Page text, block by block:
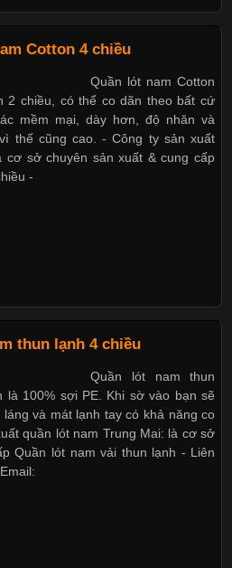
Mới Trong Ngành Thời Trang
2026-05-21 14:59:25
vải Bamboo đang trở thành một
yêu thích trong ngành thời trang
khí và thân thiện với môi trường.
quần áo thường ngày, loại vải
05-20 14:58:56
chất liệu được sử dụng rộng rãi
nhờ đặc tính co giãn, mềm mại và
đồ thể thao cho đến đồ lót nam,
trọng trong quá trình sản xuất.
lót nam giá
lót nam Boxer TpHCM
nam boxer thun lạnh
nam Boxer thun lạnh giá rẻ
Cotton 4 chiều
Quần lót nam Cotton
2 chiều, có thể co dãn theo bất cứ
mềm mại, dày hơn, độ nhăn và
thế cũng cao. - Công ty sản xuất
cơ sở chuyên sản xuất & cung cấp
-
thun lạnh 4 chiều
Quần lót nam thun
là 100% sợi PE. Khi sờ vào bạn sẽ
và mát lạnh tay có khả năng co
quần lót nam Trung Mai: là cơ sở
Quần lót nam vải thun lạnh - Liên